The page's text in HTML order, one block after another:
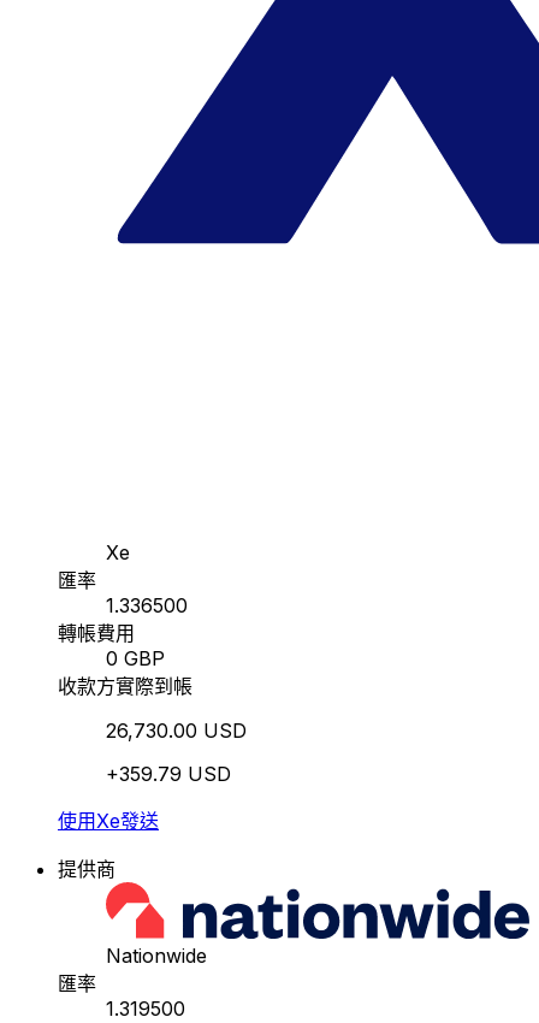
Xe
匯率
1.336500
轉帳費用
0 GBP
收款方實際到帳
26,730.00 USD
+359.79 USD
使用Xe發送
提供商
Nationwide
匯率
1.319500